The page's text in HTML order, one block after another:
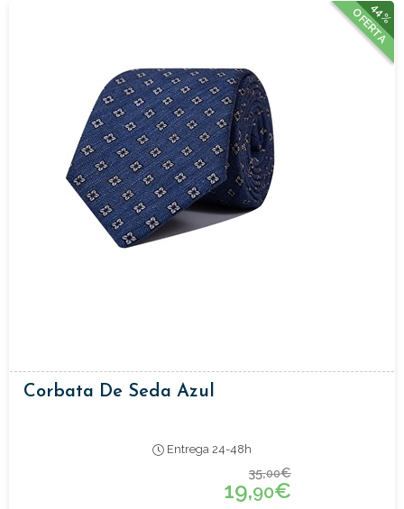
44%
OFERTA
Corbata De Seda Azul
Entrega 24-48h
35,00€
19,90€